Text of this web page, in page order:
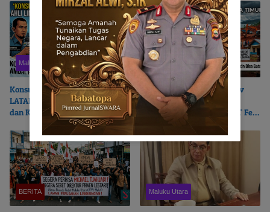
Maluku Utara
Konsultasi Publik AMDAL |
LATAMLA Duga Ahli Lingkungan
dan Kadis LH Provinsi Jadi Juru
Bicara PT. Feni Haltim
Maluku Utara
LATAMLA Warning Pemprov
Malut dan Pemkab Haltim :
Bahas AMDAL di Jakarta, PT Feni
BERITA Maluku Utara